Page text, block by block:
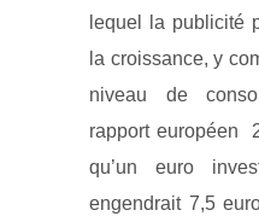
lequel la publicité
la croissance, y
niveau de
rapport européen
qu’un euro
engendrait 7,5